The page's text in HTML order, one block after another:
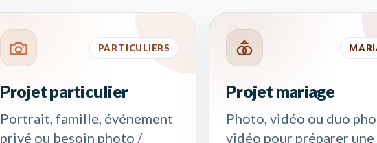
PARTICULIERS
Projet particulier
Portrait, famille, événement
privé ou besoin photo /
Projet mariage
Photo, vidéo ou duo
vidéo pour préparer une